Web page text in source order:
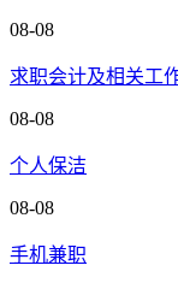
08-08
求职会计及相关工
08-08
个人保洁
08-08
手机兼职